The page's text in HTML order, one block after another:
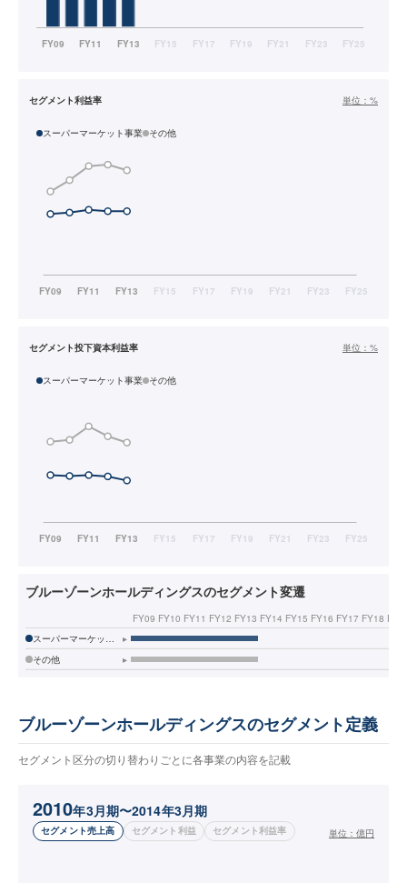
セグメント利益率 単位： %
スーパーマーケット事業 その他
セグメント投下資本利益率 単位： %
スーパーマーケット事業 その他
ブルーゾーンホールディングスのセグメント変遷
FY09 FY10 FY11 FY12 FY13 FY14 FY15 FY16 FY17 FY18
▸
その他
▸
ブルーゾーンホールディングスのセグメント定義
セグメント区分の切り替わりごとに各事業の内容を記載
2010年3月期〜2014年3月期
セグメント売上高 セグメント利益 セグメント利益率 単位： 億円